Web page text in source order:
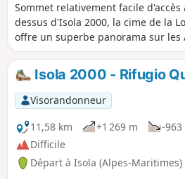
Sommet relativement facile d'accès
dessus d'Isola 2000, la cime de la
offre un superbe panorama sur les
françaises et italiennes. L'itinéraire
permet de faire une jolie boucle
relativement peu fréquentée,
chamois et offre de beaux points de
les vallons d'Orgials et de Rio
Isola 2000 - Rifugio
Visorandonneur
11,58 km
+1 269 m -963
Difficile
Départ à Isola (Alpes-Maritimes)